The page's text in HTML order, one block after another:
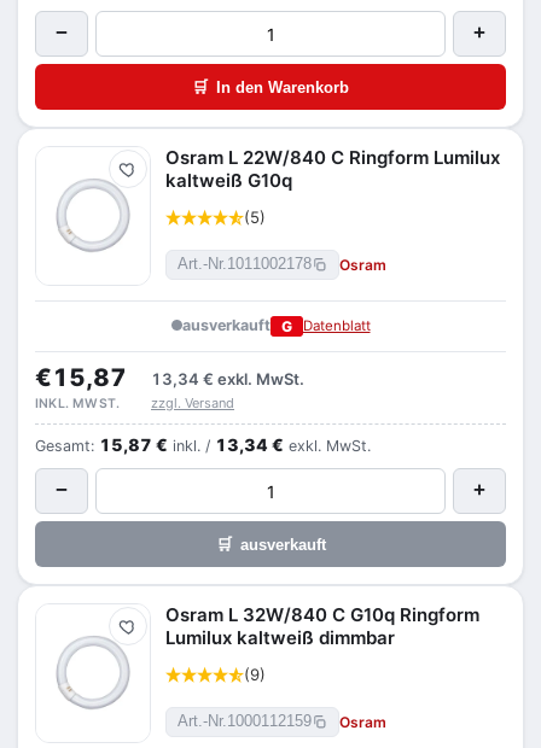
− +
🛒 In den Warenkorb
Merken
Osram L 22W/840 C Ringform Lumilux
kaltweiß G10q
(5)
Art.-Nr.1011002178 Osram
ausverkauft G Datenblatt
€15,87 13,34 € exkl. MwSt.
INKL. MWST. zzgl. Versand
Gesamt: 15,87 € inkl. / 13,34 € exkl. MwSt.
− +
🛒 ausverkauft
Merken
Osram L 32W/840 C G10q Ringform
Lumilux kaltweiß dimmbar
(9)
Art.-Nr.1000112159 Osram